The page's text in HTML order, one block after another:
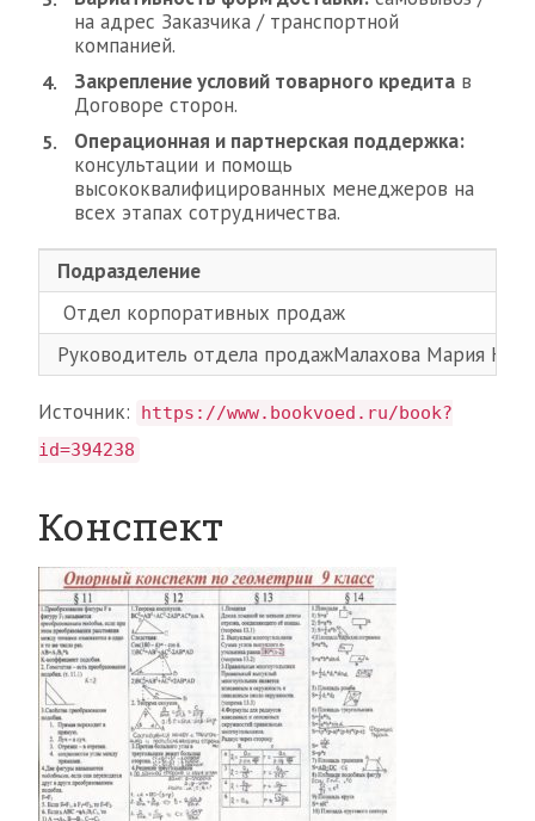
на адрес Заказчика / транспортной
компанией.
Закрепление условий товарного кредита в
Договоре сторон.
Операционная и партнерская поддержка:
консультации и помощь
высококвалифицированных менеджеров на
всех этапах сотрудничества.
Подразделение
Отдел корпоративных продаж
Руководитель отдела продажМалахова Мария
Источник:
https://www.bookvoed.ru/book?
id=394238
Конспект